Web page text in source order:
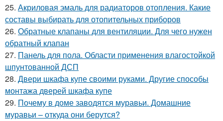
25. Акриловая эмаль для радиаторов отопления. Какие
составы выбирать для отопительных приборов
26. Обратные клапаны для вентиляции. Для чего нужен
обратный клапан
27. Панель для пола. Области применения влагостойкой
шпунтованной ДСП
28. Двери шкафа купе своими руками. Другие способы
монтажа дверей шкафа купе
29. Почему в доме заводятся муравьи. Домашние
муравьи – откуда они берутся?